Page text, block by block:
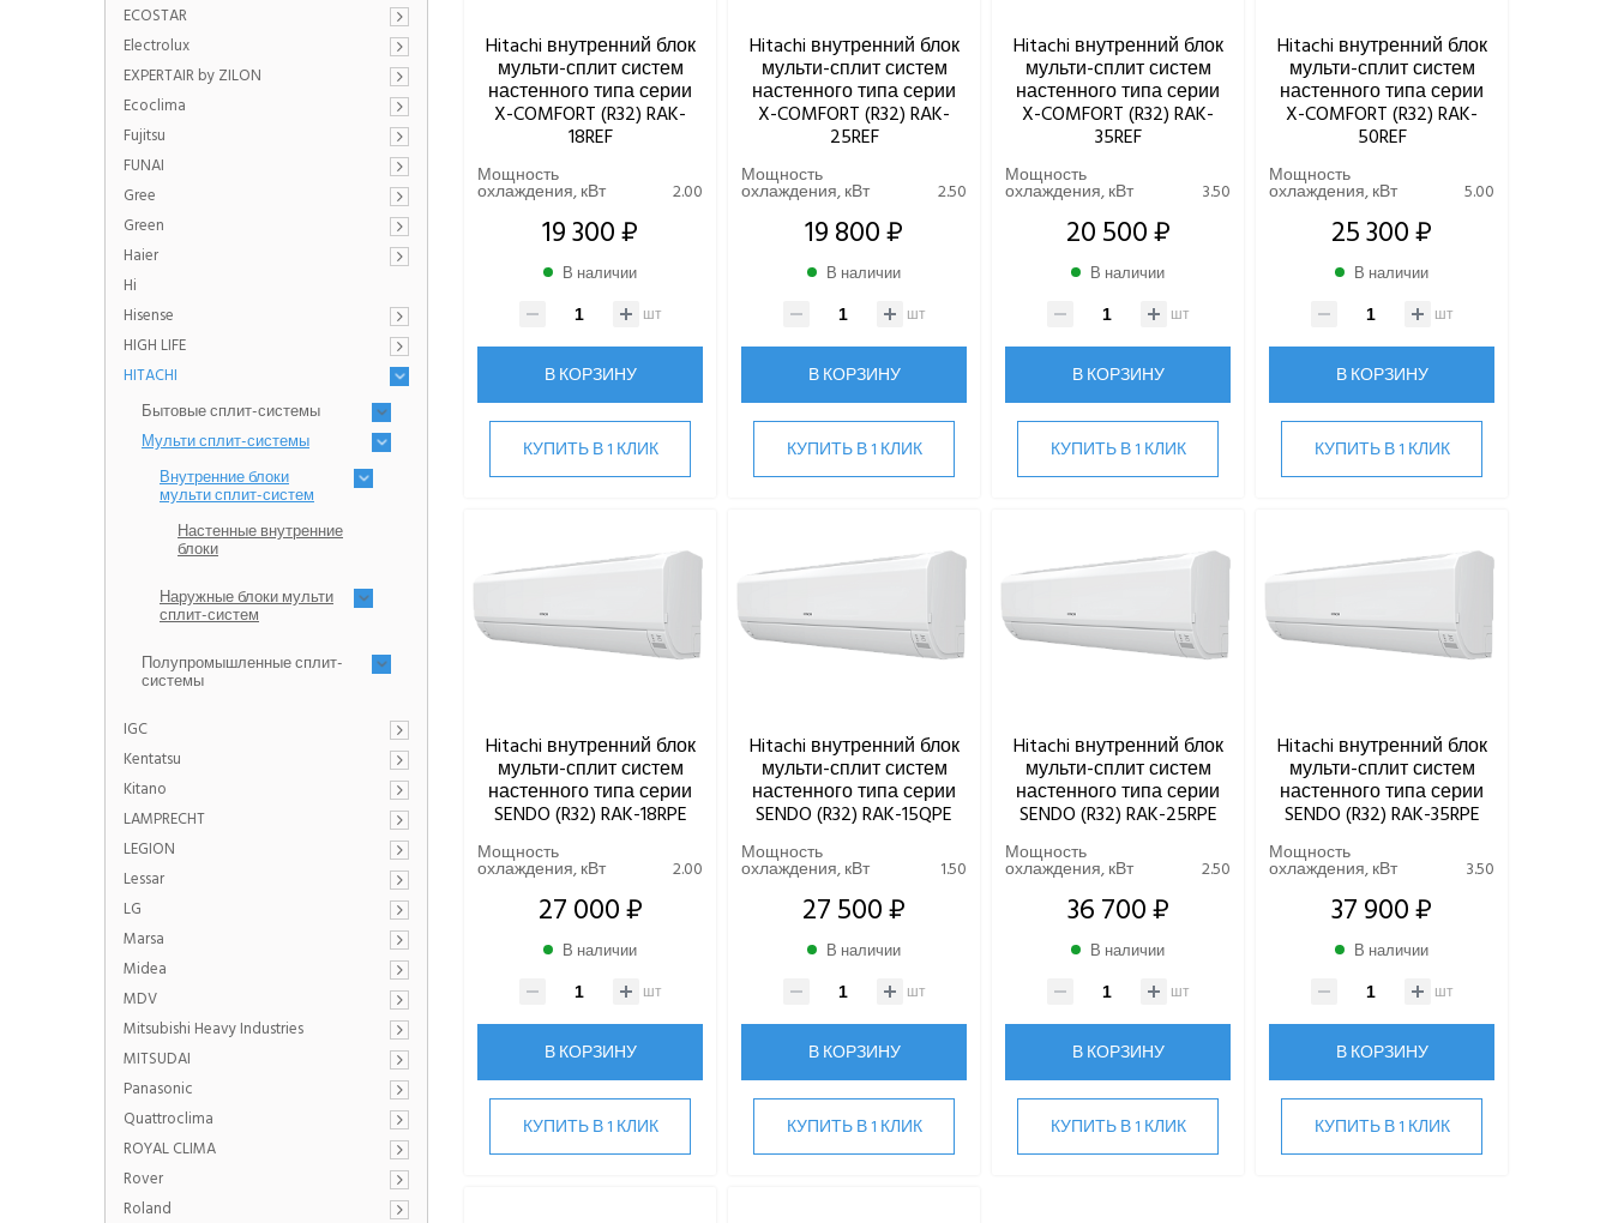
ECOSTAR
Electrolux
EXPERTAIR by ZILON
Ecoclima
Fujitsu
FUNAI
Gree
Green
Haier
Hi
Hisense
HIGH LIFE
HITACHI
Бытовые сплит-системы
Мульти сплит-системы
Внутренние блоки
мульти сплит-систем
Настенные внутренние
блоки
Наружные блоки мульти
сплит-систем
Полупромышленные сплит-
системы
IGC
Kentatsu
Kitano
LAMPRECHT
LEGION
Lessar
LG
Marsa
Midea
MDV
Mitsubishi Heavy Industries
MITSUDAI
Panasonic
Quattroclima
ROYAL CLIMA
Rover
Roland
Hitachi внутренний блок
мульти-сплит систем
настенного типа серии
X-COMFORT (R32) RAK-
18REF
Мощность
охлаждения, кВт 2.00
19 300 ₽
В наличии
шт
В КОРЗИНУ
КУПИТЬ В 1 КЛИК
Hitachi внутренний блок
мульти-сплит систем
настенного типа серии
X-COMFORT (R32) RAK-
25REF
Мощность
охлаждения, кВт 2.50
19 800 ₽
В наличии
шт
В КОРЗИНУ
КУПИТЬ В 1 КЛИК
Hitachi внутренний блок
мульти-сплит систем
настенного типа серии
X-COMFORT (R32) RAK-
35REF
Мощность
охлаждения, кВт 3.50
20 500 ₽
В наличии
шт
В КОРЗИНУ
КУПИТЬ В 1 КЛИК
Hitachi внутренний блок
мульти-сплит систем
настенного типа серии
X-COMFORT (R32) RAK-
50REF
Мощность
охлаждения, кВт 5.00
25 300 ₽
В наличии
шт
В КОРЗИНУ
КУПИТЬ В 1 КЛИК
Hitachi внутренний блок
мульти-сплит систем
настенного типа серии
SENDO (R32) RAK-18RPE
Мощность
охлаждения, кВт 2.00
27 000 ₽
В наличии
шт
В КОРЗИНУ
КУПИТЬ В 1 КЛИК
Hitachi внутренний блок
мульти-сплит систем
настенного типа серии
SENDO (R32) RAK-15QPE
Мощность
охлаждения, кВт 1.50
27 500 ₽
В наличии
шт
В КОРЗИНУ
КУПИТЬ В 1 КЛИК
Hitachi внутренний блок
мульти-сплит систем
настенного типа серии
SENDO (R32) RAK-25RPE
Мощность
охлаждения, кВт 2.50
36 700 ₽
В наличии
шт
В КОРЗИНУ
КУПИТЬ В 1 КЛИК
Hitachi внутренний блок
мульти-сплит систем
настенного типа серии
SENDO (R32) RAK-35RPE
Мощность
охлаждения, кВт 3.50
37 900 ₽
В наличии
шт
В КОРЗИНУ
КУПИТЬ В 1 КЛИК